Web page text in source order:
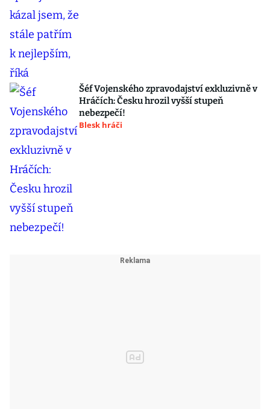
Šéf Vojenského zpravodajství exkluzivně v
Hráčích: Česku hrozil vyšší stupeň
nebezpečí!
Blesk hráči